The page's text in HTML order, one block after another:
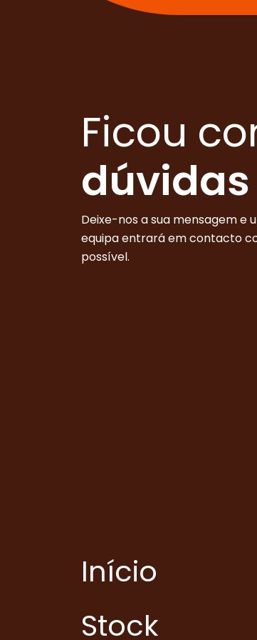
Ficou
dúvidas
Deixe-nos a sua mensagem e
equipa entrará em contacto
possível.
Início
Stock